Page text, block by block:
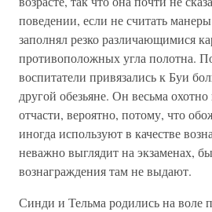
поведении, если не считать
заполнял резко различающимися
противоположных угла полотна.
воспитатели привязались к Буи
другой обезьяне. Он весьма
отчасти, вероятно, потому, что
иногда используют в качестве
неважно выглядит на экзаменах,
вознаграждения там не выдают.
Синди и Тельма родились на воле